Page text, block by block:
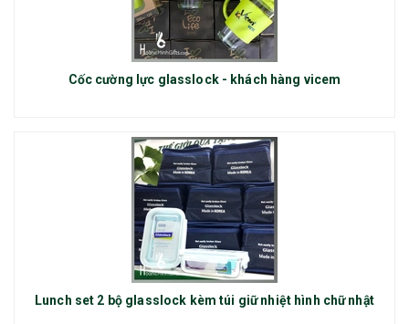
Cốc cường lực glasslock - khách hàng vicem
Lunch set 2 bộ glasslock kèm túi giữ nhiệt hình chữ nhật